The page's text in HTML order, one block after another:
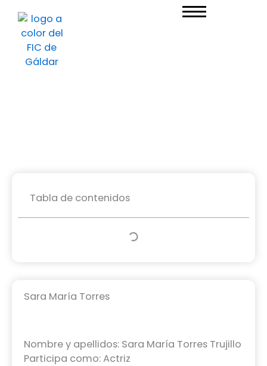
contenido
Sara María Torres
Nombre y apellidos: Sara María Torres Trujillo
Participa como: Actriz
Tabla de contenidos